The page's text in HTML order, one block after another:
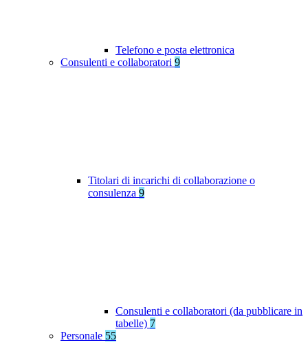
Telefono e posta elettronica
Consulenti e collaboratori 9
Titolari di incarichi di collaborazione o
consulenza 9
Consulenti e collaboratori (da pubblicare in
tabelle) 7
Personale 55